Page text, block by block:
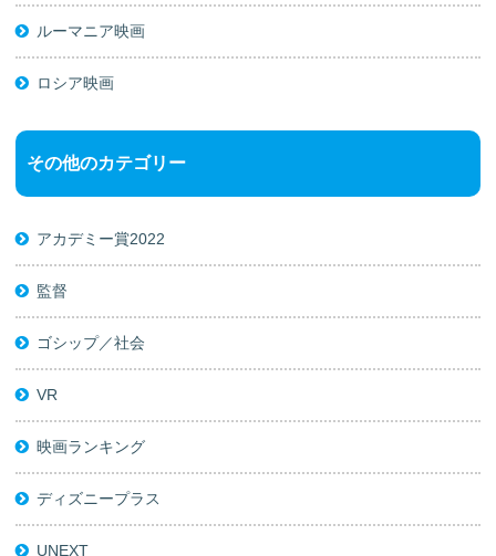
ルーマニア映画
ロシア映画
その他のカテゴリー
アカデミー賞2022
監督
ゴシップ／社会
VR
映画ランキング
ディズニープラス
UNEXT